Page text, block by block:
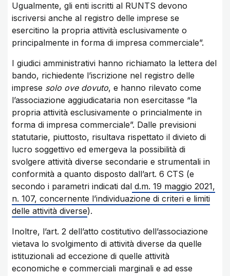
Ugualmente, gli enti iscritti al RUNTS devono
iscriversi anche al registro delle imprese se
esercitino la propria attività esclusivamente o
principalmente in forma di impresa commerciale”.
I giudici amministrativi hanno richiamato la lettera del
bando, richiedente l’iscrizione nel registro delle
imprese solo ove dovuto, e hanno rilevato come
l’associazione aggiudicataria non esercitasse “la
propria attività esclusivamente o princialmente in
forma di impresa commerciale”. Dalle previsioni
statutarie, piuttosto, risultava rispettato il divieto di
lucro soggettivo ed emergeva la possibilità di
svolgere attività diverse secondarie e strumentali in
conformità a quanto disposto dall’art. 6 CTS (e
secondo i parametri indicati dal d.m. 19 maggio 2021,
n. 107, concernente l’individuazione di criteri e limiti
delle attività diverse).
Inoltre, l’art. 2 dell’atto costitutivo dell’associazione
vietava lo svolgimento di attività diverse da quelle
istituzionali ad eccezione di quelle attività
economiche e commerciali marginali e ad esse